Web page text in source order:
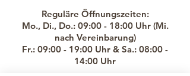
Reguläre Öffnungszeiten:
Mo., Di., Do.: 09:00 - 18:00 Uhr (Mi.
nach Vereinbarung)
Fr.: 09:00 - 19:00 Uhr & Sa.: 08:00 -
14:00 Uhr